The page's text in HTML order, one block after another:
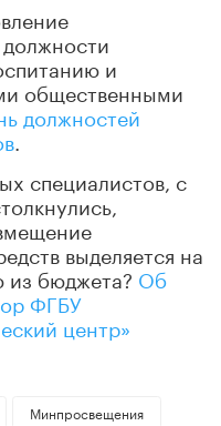
и
общественными
должностей
специалистов, с
выделяется на
из бюджета? Об
ФГБУ
центр»
Минпросвещения